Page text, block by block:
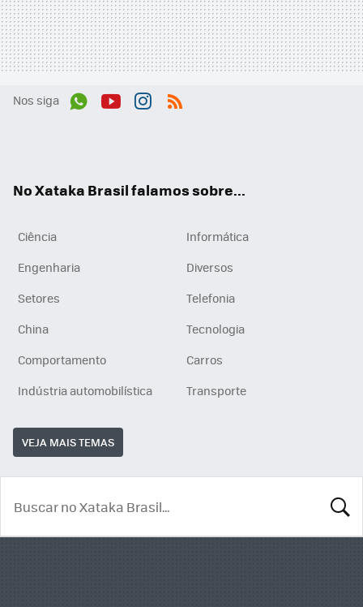
Nos siga
No Xataka Brasil falamos sobre...
Ciência
Informática
Engenharia
Diversos
Setores
Telefonia
China
Tecnologia
Comportamento
Carros
Indústria automobilística
Transporte
VEJA MAIS TEMAS